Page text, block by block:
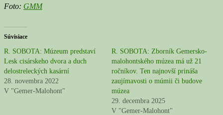
Foto: GMM
Súvisiace
R. SOBOTA: Múzeum predstaví
Lesk cisárskeho dvora a duch
delostreleckých kasární
28. novembra 2022
V "Gemer-Malohont"
R. SOBOTA: Zborník Gemersko-
malohontského múzea má už 21
ročníkov. Ten najnovší prináša
zaujímavosti o múmii či budove
múzea
29. decembra 2025
V "Gemer-Malohont"